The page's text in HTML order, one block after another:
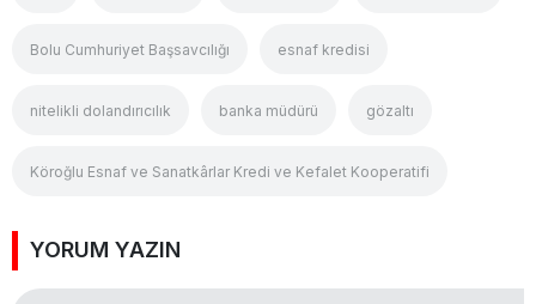
Bolu Cumhuriyet Başsavcılığı esnaf kredisi
nitelikli dolandırıcılık banka müdürü gözaltı
Köroğlu Esnaf ve Sanatkârlar Kredi ve Kefalet Kooperatifi
YORUM YAZIN